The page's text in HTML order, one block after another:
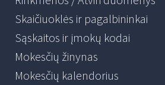
Skaičiuoklės ir pagalbininkai
Sąskaitos ir įmokų kodai
Mokesčių žinynas
Mokesčių kalendorius